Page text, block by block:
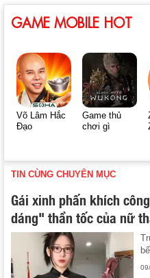
GAME MOBILE HOT
Võ Lâm Hắc
Đạo
Game thủ
chơi gì
TIN CÙNG CHUYÊN MỤC
Gái xinh phấn khích
dáng" thần tốc của nữ